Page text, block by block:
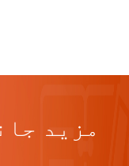
مزید